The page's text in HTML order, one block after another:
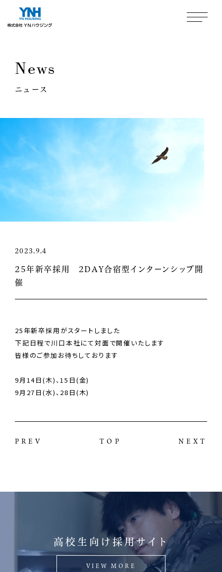
News
ニュース
2023.9.4
25年新卒採用 2DAY合宿型インターンシップ開
催
25年新卒採用がスタートしました
下記日程で川口本社にて対面で開催いたします
皆様のご参加お待ちしております
9月14日(木)、15日(金)
9月27日(水)、28日(木)
PREV TOP NEXT
高校生向け採用サイト
VIEW MORE